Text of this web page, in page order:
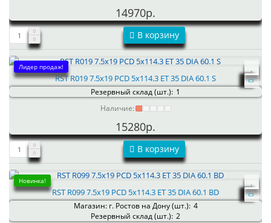
14970р.
В корзину
Лидер продаж!
RST R019 7.5x19 PCD 5x114.3 ET 35 DIA 60.1 S
Резервный склад (шт.): 1
Наличие:
15280р.
В корзину
Новинка!
RST R099 7.5x19 PCD 5x114.3 ET 35 DIA 60.1 BD
Магазин: г. Ростов на Дону (шт.): 4
Резервный склад (шт.): 2